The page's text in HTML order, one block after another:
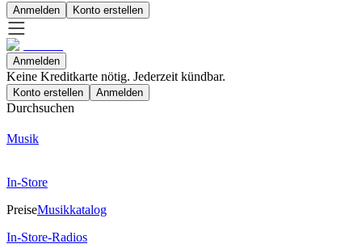
Anmelden Konto erstellen
Anmelden
Keine Kreditkarte nötig. Jederzeit kündbar.
Konto erstellen Anmelden
Durchsuchen
Musik
In-Store
PreiseMusikkatalog
In-Store-Radios